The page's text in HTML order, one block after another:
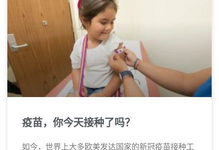
疫苗，你今天接种了吗？
如今，世界上大多欧美发达国家的新冠疫苗接种工